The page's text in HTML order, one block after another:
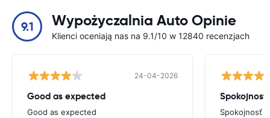
9.1 Wypożyczalnia Auto Opinie
Klienci oceniają nas na 9.1/10 w 12840 recenzjach
24-04-2026
Good as expected
Good as expected
Spokojnosť
Spokojnosť